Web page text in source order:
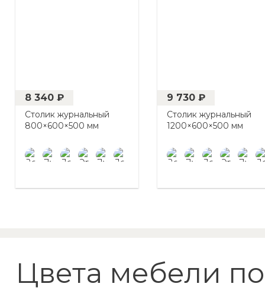
8 340 ₽
Столик журнальный
800×600×500 мм
9 730 ₽
Столик журнальный
1200×600×500 мм
Цвета мебели